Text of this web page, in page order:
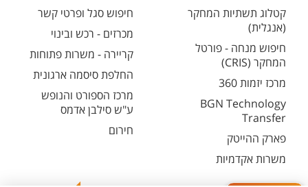
קטלוג תשתיות המחקר
(אנגלית)
חיפוש מנחה - פורטל
המחקר (CRIS)
מרכז יזמות 360
BGN Technology
Transfer
פארק ההייטק
משרות אקדמיות
חיפוש סגל ופרטי קשר
מכרזים - רכש ובינוי
קריירה - משרות פתוחות
החלפת סיסמה ארגונית
מרכז הספורט והנופש
ע"ש סילבן אדמס
חירום